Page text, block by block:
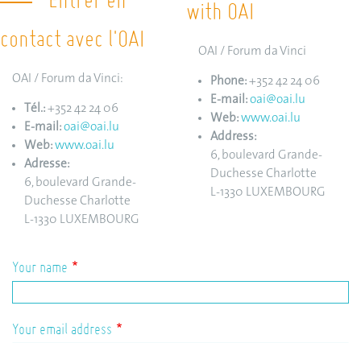
contact avec l'OAI
OAI / Forum da Vinci:
Tél.:+352 42 24 06
E-mail:oai@oai.lu
Web:www.oai.lu
Adresse:
6, boulevard Grande-
Duchesse Charlotte
L-1330 LUXEMBOURG
with OAI
OAI / Forum da Vinci
Phone:+352 42 24 06
E-mail:oai@oai.lu
Web:www.oai.lu
Address:
6, boulevard Grande-
Duchesse Charlotte
L-1330 LUXEMBOURG
Your name
Your email address